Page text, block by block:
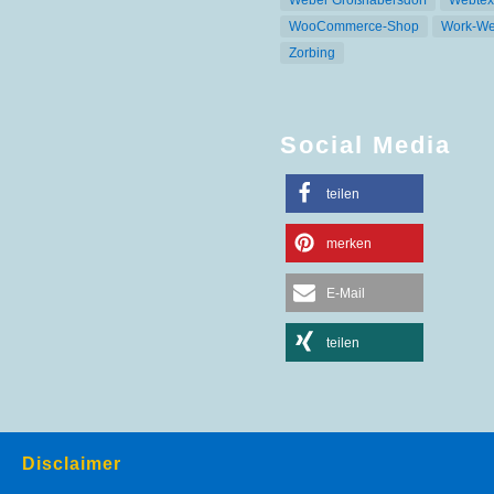
WooCommerce-Shop
Work-
Zorbing
Social Media
teilen
merken
E-Mail
teilen
Disclaimer